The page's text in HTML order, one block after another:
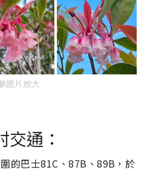
圖片放大
交通：
的巴士81C、87B、89B，於